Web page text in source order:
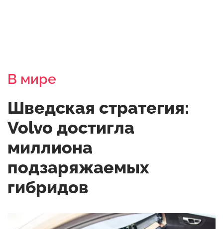
В мире
Шведская стратегия:
Volvo достигла
миллиона
подзаряжаемых
гибридов